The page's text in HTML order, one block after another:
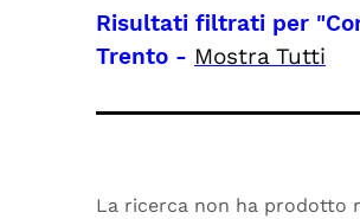
Risultati filtrati per
Trento - Mostra Tutti
La ricerca non ha prodotto